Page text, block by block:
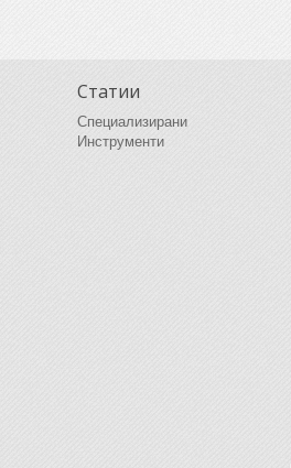
Статии
Специализирани
Инструменти